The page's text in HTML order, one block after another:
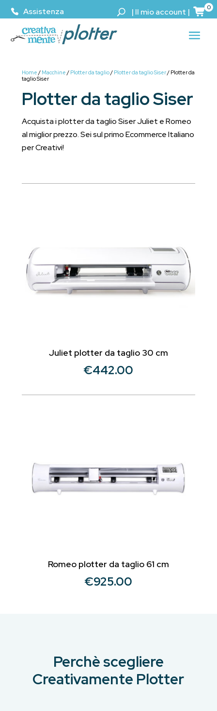
Assistenza | Il mio account | 0
Home / Macchine / Plotter da taglio/ Plotter da taglio Siser/ Plotter da
taglio Siser
Plotter da taglio Siser
Acquista i plotter da taglio Siser Juliet e Romeo
al miglior prezzo. Sei sul primo Ecommerce Italiano
per Creativi!
Juliet plotter da taglio 30 cm
€442.00
Romeo plotter da taglio 61 cm
€925.00
Perchè scegliere
Creativamente Plotter